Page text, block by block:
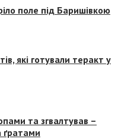
поле під Баришівкою
які готували теракт у
та згвалтував –
ґратами